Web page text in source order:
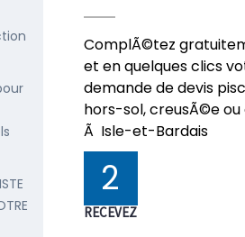
ComplÃ©tez
et en quelques clics
demande de devis
hors-sol, creusÃ©e
Ã Isle-et-Bardais
2
RECEVEZ